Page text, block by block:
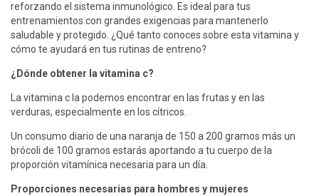
reforzando el sistema inmunológico. Es ideal para tus
entrenamientos con grandes exigencias para mantenerlo
saludable y protegido. ¿Qué tanto conoces sobre esta vitamina y
cómo te ayudará en tus rutinas de entreno?
¿Dónde obtener la vitamina c?
La vitamina c la podemos encontrar en las frutas y en las
verduras, especialmente en los cítricos.
Un consumo diario de una naranja de 150 a 200 gramos más un
brócoli de 100 gramos estarás aportando a tu cuerpo de la
proporción vitamínica necesaria para un día.
Proporciones necesarias para hombres y mujeres